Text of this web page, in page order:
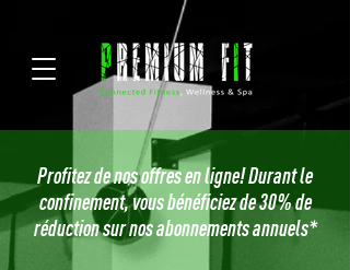
Profitez de nos offres en ligne! Durant le
confinement, vous bénéficiez de 30% de
réduction sur nos abonnements annuels*